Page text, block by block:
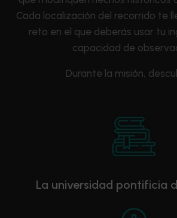
Cada localización del recorrido te
reto en el que deberás usar tu
capacidad de
Durante la misión,
La universidad pontificia